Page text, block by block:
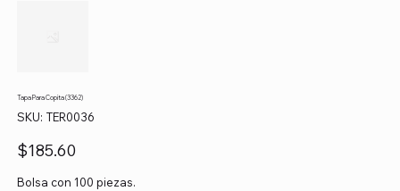
Tapa Para Copita (3362)
SKU: SKU
TER0036
TER0036
Precio
$185.60
Bolsa con 100 piezas.